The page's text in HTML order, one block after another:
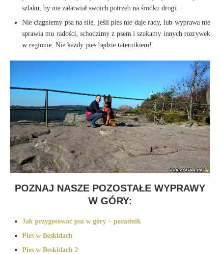
szlaku, by nie załatwiał swoich potrzeb na środku drogi.
Nie ciągniemy psa na siłę, jeśli pies nie daje rady, lub wyprawa nie
sprawia mu radości, schodzimy z psem i szukamy innych rozrywek
w regionie. Nie każdy pies będzie taternikiem!
POZNAJ NASZE POZOSTAŁE WYPRAWY
W GÓRY:
Jak przygotować psa w góry – poradnik
Pies w Beskidach
Pies w Beskidach 2